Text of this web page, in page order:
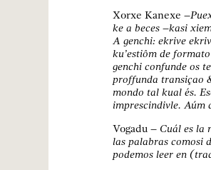
Xorxe Kanexe
ke a beces –kasi
A genchi: ekrive
ku’estiôm de
genchi confunde os
proffunda transiçao
mondo tal kual és.
imprescindivle.
Vogadu – Cuál es la
las palabras comosi
podemos leer en